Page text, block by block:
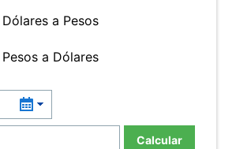
a Pesos
a Dólares
Calcular